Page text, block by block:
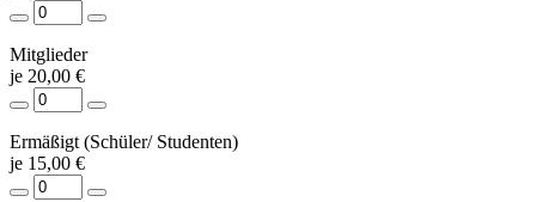
Mitglieder
je 20,00 €
Ermäßigt (Schüler/ Studenten)
je 15,00 €